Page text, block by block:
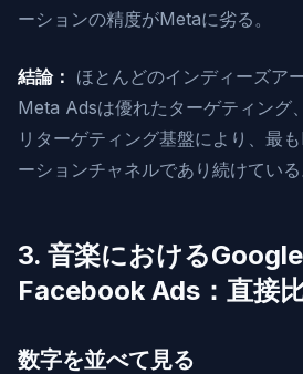
ーションの精度がMetaに劣る。
結論： ほとんどのインディーズア
Meta Adsは優れたターゲティング
リターゲティング基盤により、最
ーションチャネルであり続けている
3. 音楽における
Facebook Ads：直接
数字を並べて見る